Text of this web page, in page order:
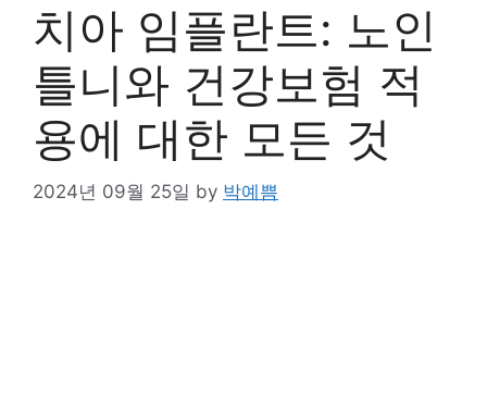
치아 임플란트: 노인
틀니와 건강보험 적
용에 대한 모든 것
2024년 09월 25일 by 박예쁨